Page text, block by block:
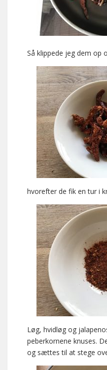
Så klippede jeg dem op
hvorefter de fik en tur i
Løg, hvidløg og
peberkornene knuses.
og sættes til at stege